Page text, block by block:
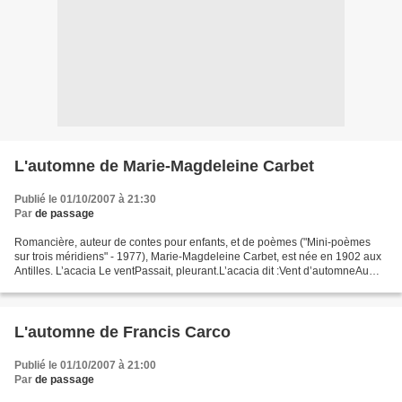
L'automne de Marie-Magdeleine Carbet
Publié le 01/10/2007 à 21:30
Par de passage
Romancière, auteur de contes pour enfants, et de poèmes ("Mini-poèmes
sur trois méridiens" - 1977), Marie-Magdeleine Carbet, est née en 1902 aux
Antilles. L’acacia Le ventPassait, pleurant.L’acacia dit :Vent d’automneAu
L'automne de Francis Carco
Publié le 01/10/2007 à 21:00
Par de passage